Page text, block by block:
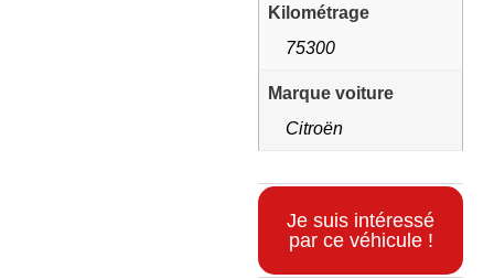
Kilométrage
75300
Marque voiture
Citroën
Je suis intéressé
par ce véhicule !